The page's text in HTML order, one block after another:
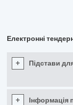
Електронні
+ Підстави
+
Інформація